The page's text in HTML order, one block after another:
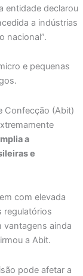
entidade declarou
a indústrias
nacional”.
e pequenas
Confecção (Abit)
a
e
com elevada
regulatórios
vantagens ainda
a Abit.
pode afetar a